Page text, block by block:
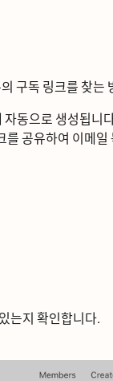
구독 링크를 찾는
공유하여 이메일
확인합니다.